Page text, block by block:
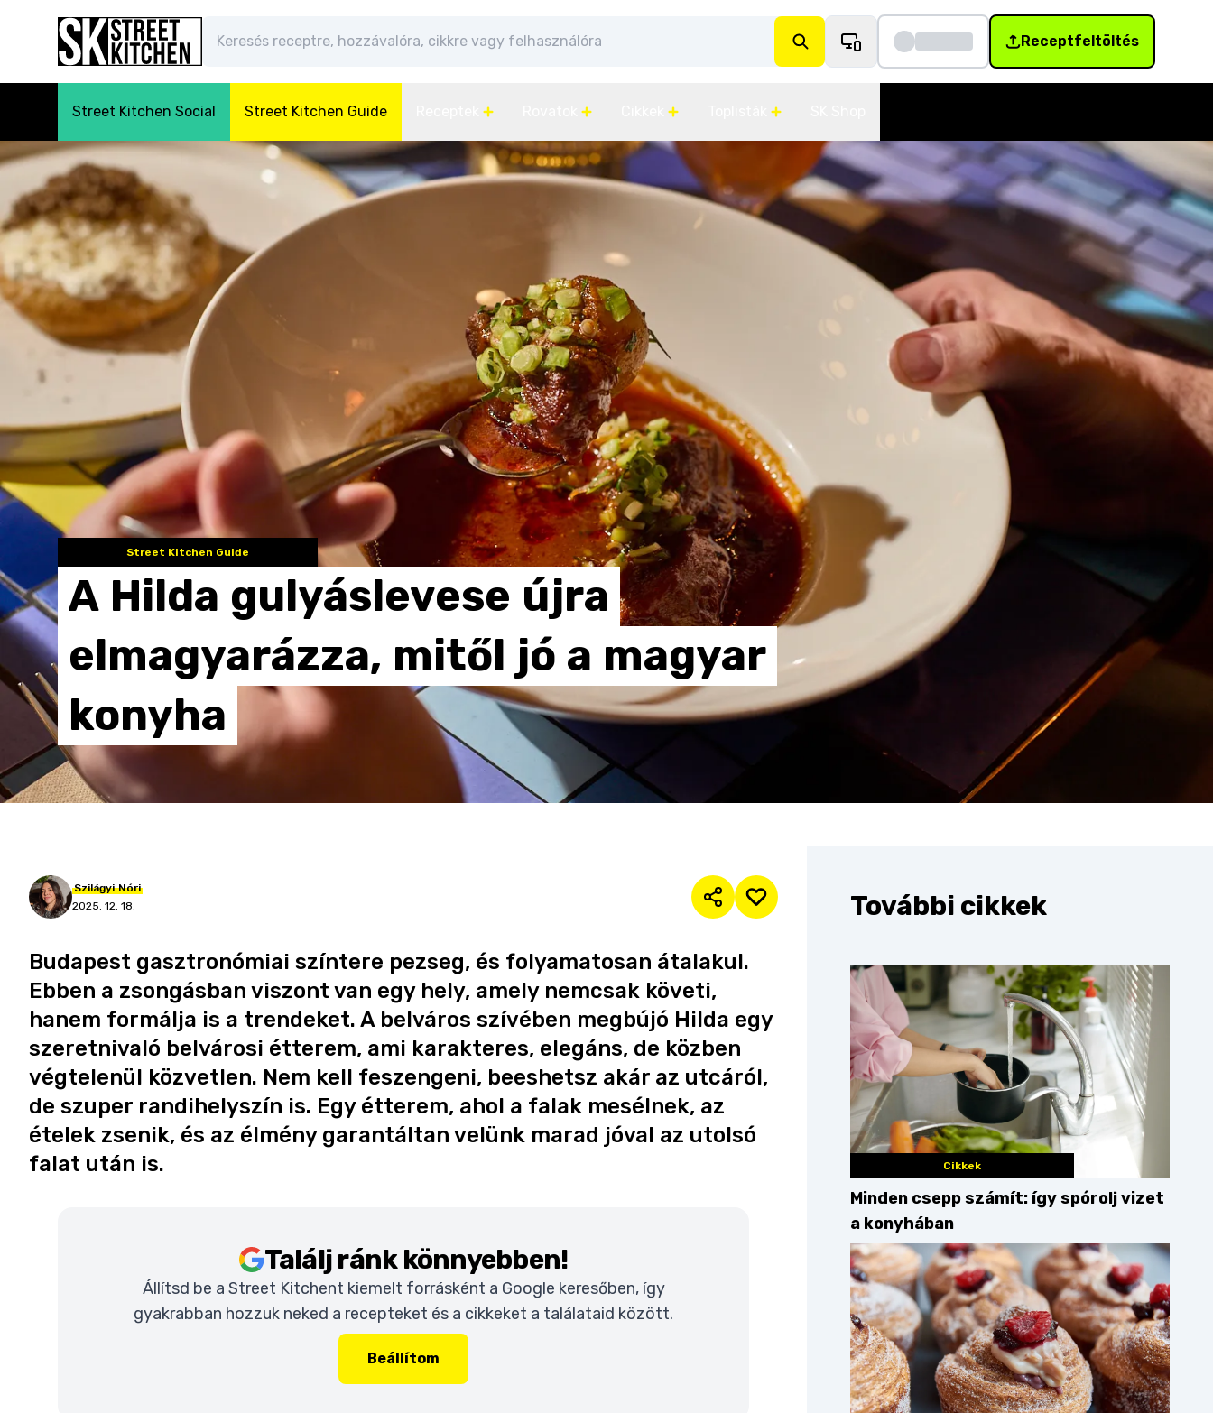
Receptfeltöltés
Street Kitchen Social Street Kitchen Guide
Street Kitchen Guide
A Hilda gulyáslevese újra
elmagyarázza, mitől jó a magyar
konyha
Szilágyi Nóri
2025. 12. 18.
Budapest gasztronómiai színtere pezseg, és folyamatosan átalakul.
Ebben a zsongásban viszont van egy hely, amely nemcsak követi,
hanem formálja is a trendeket. A belváros szívében megbújó Hilda egy
szeretnivaló belvárosi étterem, ami karakteres, elegáns, de közben
végtelenül közvetlen. Nem kell feszengeni, beeshetsz akár az utcáról,
de szuper randihelyszín is. Egy étterem, ahol a falak mesélnek, az
ételek zsenik, és az élmény garantáltan velünk marad jóval az utolsó
falat után is.
Találj ránk könnyebben!
Állítsd be a Street Kitchent kiemelt forrásként a Google keresőben, így
gyakrabban hozzuk neked a recepteket és a cikkeket a találataid között.
Beállítom
További cikkek
Cikkek
Minden csepp számít: így spórolj vizet
a konyhában